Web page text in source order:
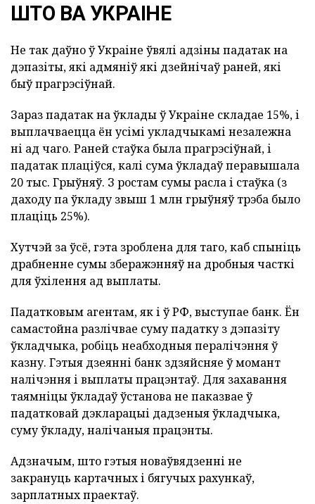
ШТО ВА УКРАІНЕ
Не так даўно ў Украіне ўвялі адзіны падатак на
дэпазіты, які адмяніў які дзейнічаў раней, які
быў прагрэсіўнай.
Зараз падатак на ўклады ў Украіне складае 15%, і
выплачваецца ён усімі укладчыкамі незалежна
ні ад чаго. Раней стаўка была прагрэсіўнай, і
падатак плаціўся, калі сума ўкладаў перавышала
20 тыс. Грыўняў. З ростам сумы расла і стаўка (з
даходу па ўкладу звыш 1 млн грыўняў трэба было
плаціць 25%).
Хутчэй за ўсё, гэта зроблена для таго, каб спыніць
драбненне сумы зберажэнняў на дробныя часткі
для ўхілення ад выплаты.
Падатковым агентам, як і ў РФ, выступае банк. Ён
самастойна разлічвае суму падатку з дэпазіту
ўкладчыка, робіць неабходныя пералічэння ў
казну. Гэтыя дзеянні банк здзяйсняе ў момант
налічэння і выплаты працэнтаў. Для захавання
таямніцы ўкладаў ўстанова не паказвае ў
падатковай дэкларацыі дадзеныя ўкладчыка,
суму ўкладу, налічаныя працэнты.
Адзначым, што гэтыя новаўвядзенні не
закрануць картачных і бягучых рахункаў,
зарплатных праектаў.